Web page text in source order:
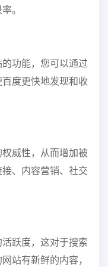
。
功能，您可以通过
度更快地发现和收
威性，从而增加被
、内容营销、社交
跃度，这对于搜索
站有新鲜的内容，